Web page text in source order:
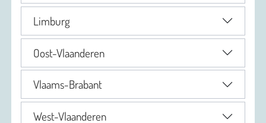
Limburg
Oost-Vlaanderen
Vlaams-Brabant
West-Vlaanderen